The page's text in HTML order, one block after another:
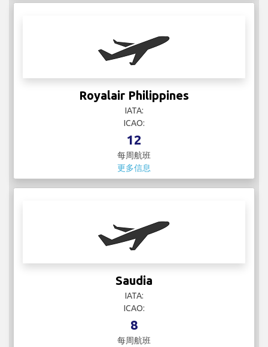
Royalair Philippines
IATA:
ICAO:
12
每周航班
更多信息
Saudia
IATA:
ICAO:
8
每周航班